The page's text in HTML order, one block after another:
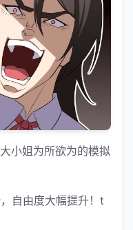
小姐为所欲为的模拟
自由度大幅提升！t